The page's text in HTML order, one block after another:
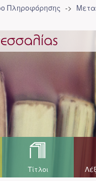
Πληροφόρησης
Τίτλοι